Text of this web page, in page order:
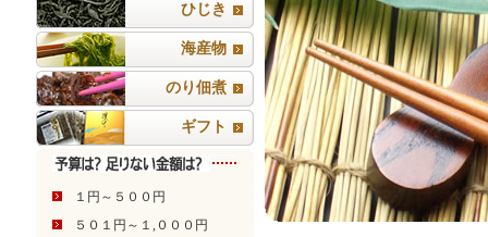
ひじき
海産物
のり佃煮
ギフト
１円～５００円
５０１円～１,０００円